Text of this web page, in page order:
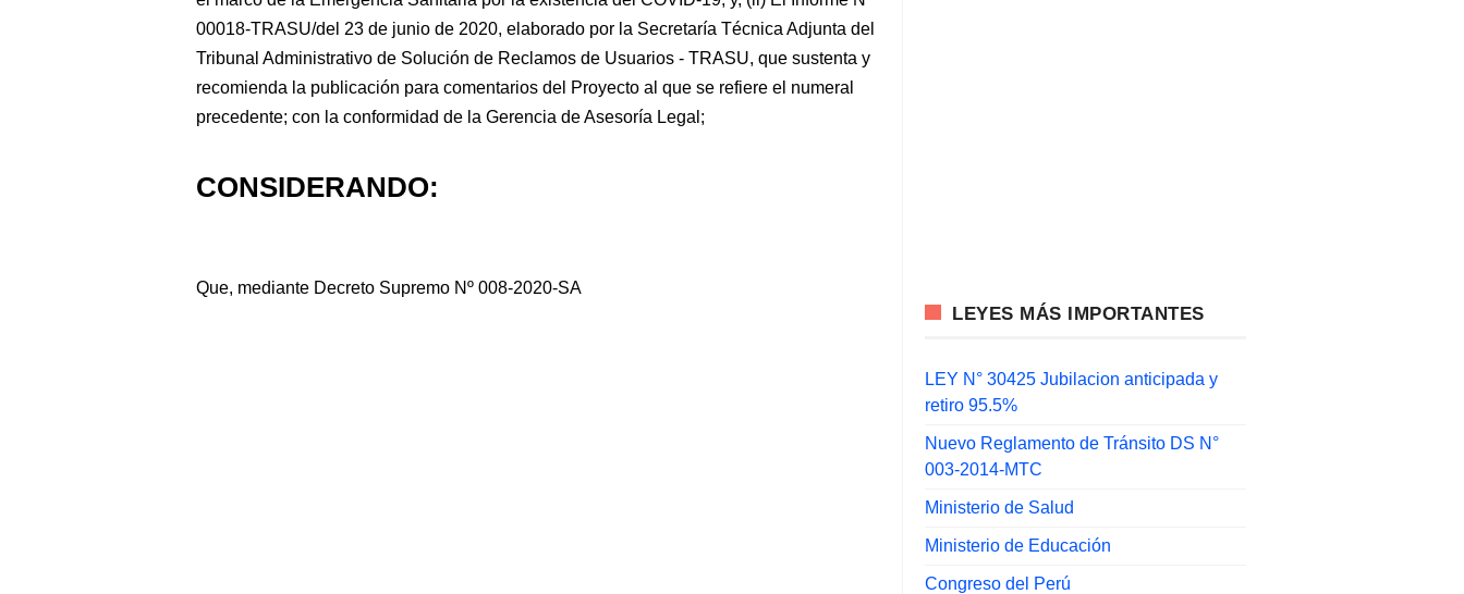
00018-TRASU/del 23 de junio de 2020, elaborado por la Secretaría Técnica Adjunta del
Tribunal Administrativo de Solución de Reclamos de Usuarios - TRASU, que sustenta y
recomienda la publicación para comentarios del Proyecto al que se refiere el numeral
precedente; con la conformidad de la Gerencia de Asesoría Legal;
CONSIDERANDO:
Que, mediante Decreto Supremo Nº 008-2020-SA
LEYES MÁS IMPORTANTES
LEY N° 30425 Jubilacion anticipada y
retiro 95.5%
Nuevo Reglamento de Tránsito DS N°
003-2014-MTC
Ministerio de Salud
Ministerio de Educación
Congreso del Perú